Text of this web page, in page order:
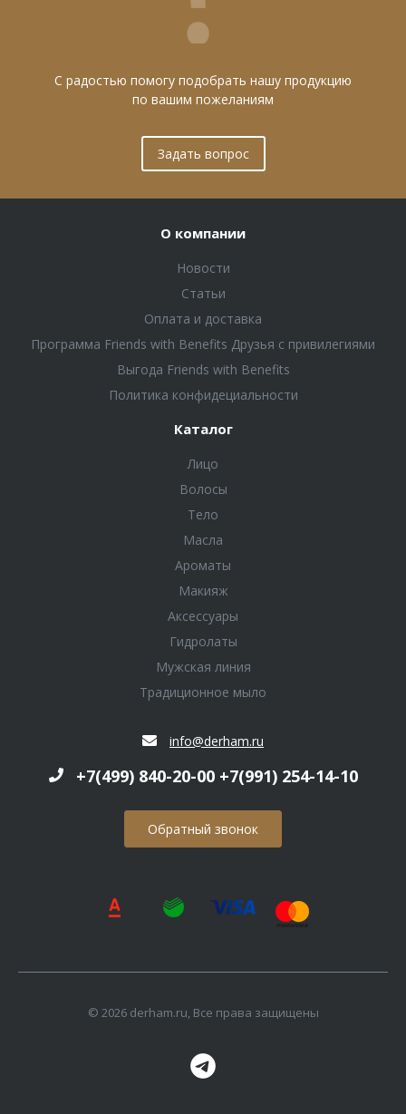
С радостью помогу подобрать нашу продукцию
по вашим пожеланиям
Задать вопрос
О компании
Новости
Статьи
Оплата и доставка
Программа Friends with Benefits Друзья с привилегиями
Выгода Friends with Benefits
Политика конфидециальности
Каталог
Лицо
Волосы
Тело
Масла
Ароматы
Макияж
Аксессуары
Гидролаты
Мужская линия
Традиционное мыло
info@derham.ru
+7(499) 840-20-00 +7(991) 254-14-10
Обратный звонок
© 2026 derham.ru, Все права защищены